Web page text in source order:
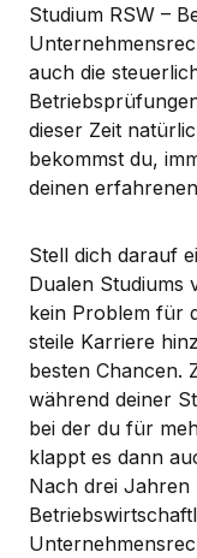
Studium RSW –
auch die
dieser Zeit
bekommst du,
deinen
Stell dich darauf
Dualen Studiums
kein Problem für
steile Karriere
besten Chancen.
während deiner
bei der du für
klappt es dann
Nach drei Jahren